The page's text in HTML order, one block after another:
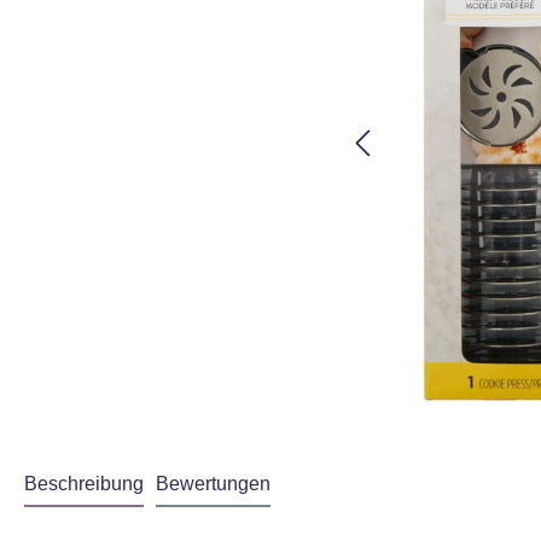
Beschreibung Bewertungen